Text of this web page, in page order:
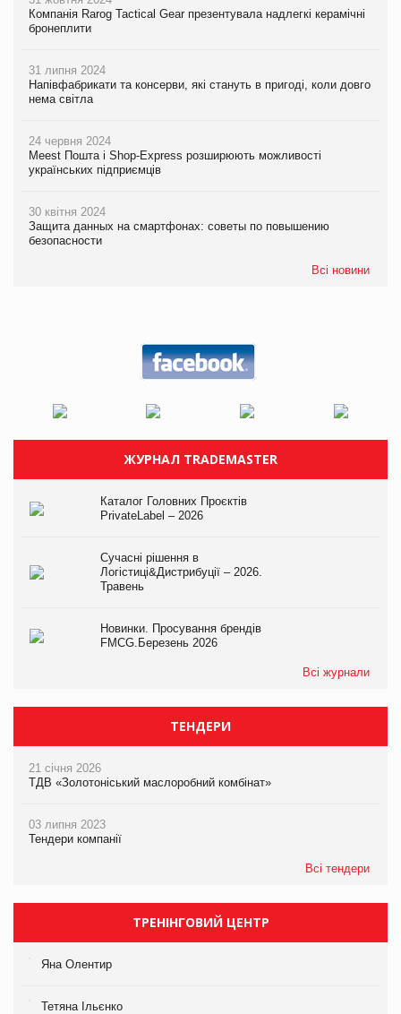
Компанія Rarog Tactical Gear презентувала надлегкі керамічні
бронеплити
31 липня 2024
Напівфабрикати та консерви, які стануть в пригоді, коли довго
нема світла
24 червня 2024
Meest Пошта і Shop-Express розширюють можливості
українських підприємців
30 квітня 2024
Защита данных на смартфонах: советы по повышению
безопасности
Всі новини
ЖУРНАЛ TRADEMASTER
Каталог Головних Проєктів
PrivateLabel – 2026
Сучасні рішення в
Логістиці&Дистрибуції – 2026.
Травень
Новинки. Просування брендів
FMCG.Березень 2026
Всі журнали
ТЕНДЕРИ
21 січня 2026
ТДВ «Золотоніський маслоробний комбінат»
03 липня 2023
Тендери компанії
Всі тендери
ТРЕНІНГОВИЙ ЦЕНТР
Яна Олентир
Тетяна Ільєнко